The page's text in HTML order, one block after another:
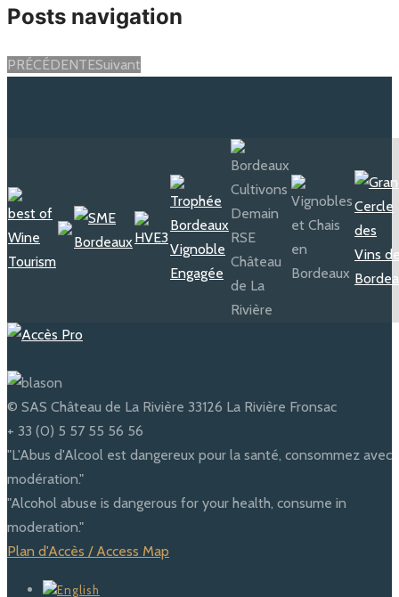
Posts navigation
PRÉCÉDENTESuivant
© SAS Château de La Rivière 33126 La Rivière Fronsac
+ 33 (0) 5 57 55 56 56
"L'Abus d'Alcool est dangereux pour la santé, consommez avec
modération."
"Alcohol abuse is dangerous for your health, consume in
moderation."
Plan d'Accès / Access Map